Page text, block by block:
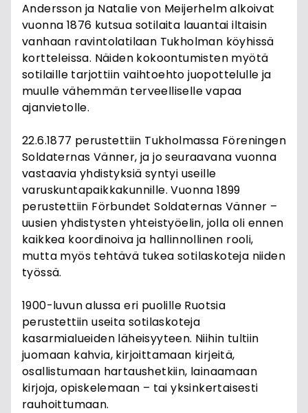
Andersson ja Natalie von Meijerhelm alkoivat
vuonna 1876 kutsua sotilaita lauantai iltaisin
vanhaan ravintolatilaan Tukholman köyhissä
kortteleissa. Näiden kokoontumisten myötä
sotilaille tarjottiin vaihtoehto juopottelulle ja
muulle vähemmän terveelliselle vapaa
ajanvietolle.
22.6.1877 perustettiin Tukholmassa Föreningen
Soldaternas Vänner, ja jo seuraavana vuonna
vastaavia yhdistyksiä syntyi useille
varuskuntapaikkakunnille. Vuonna 1899
perustettiin Förbundet Soldaternas Vänner –
uusien yhdistysten yhteistyöelin, jolla oli ennen
kaikkea koordinoiva ja hallinnollinen rooli,
mutta myös tehtävä tukea sotilaskoteja niiden
työssä.
1900-luvun alussa eri puolille Ruotsia
perustettiin useita sotilaskoteja
kasarmialueiden läheisyyteen. Niihin tultiin
juomaan kahvia, kirjoittamaan kirjeitä,
osallistumaan hartaushetkiin, lainaamaan
kirjoja, opiskelemaan – tai yksinkertaisesti
rauhoittumaan.